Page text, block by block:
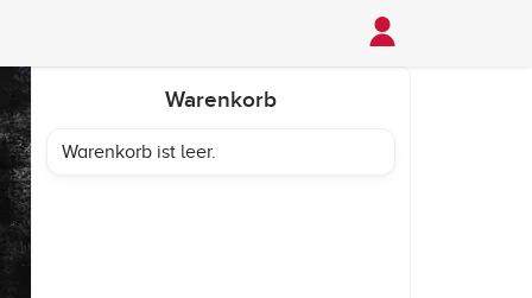
Warenkorb
Warenkorb ist leer.